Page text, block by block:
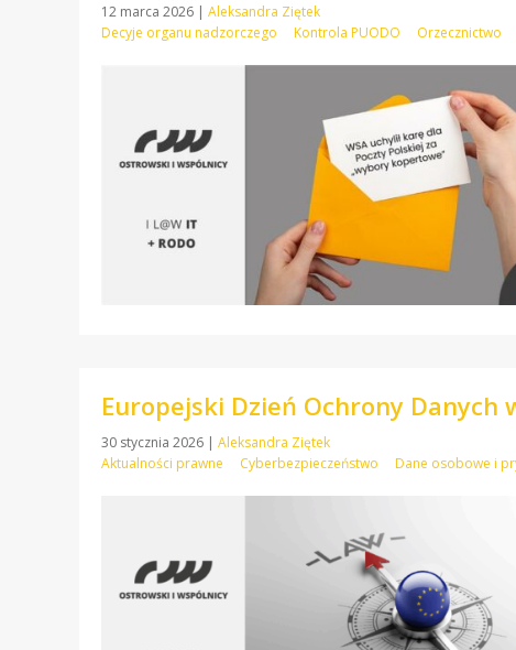
12 marca 2026 | Aleksandra Ziętek
Decyje organu nadzorczego
Kontrola PUODO Orzecznictwo
Europejski Dzień Ochrony Danych
30 stycznia 2026 | Aleksandra Ziętek
Aktualności prawne
Cyberbezpieczeństwo Dane osobowe i